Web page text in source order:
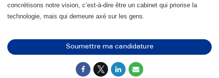
concrétisons notre vision, c’est-à-dire être un cabinet qui priorise la
technologie, mais qui demeure axé sur les gens.
Soumettre ma candidature